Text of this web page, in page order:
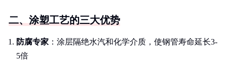
二、涂塑工艺的三大优势
防腐专家 ：涂层隔绝水汽和化学介质，使钢管寿命延长3-
5倍